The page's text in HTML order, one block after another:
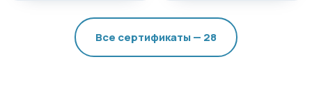
Все сертификаты — 28